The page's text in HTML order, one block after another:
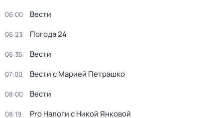
06:00 Вести
06:23 Погода 24
06:35 Вести
07:00 Вести с Марией Петрашко
08:00 Вести
08:19 Pro Налоги с Никой Янковой